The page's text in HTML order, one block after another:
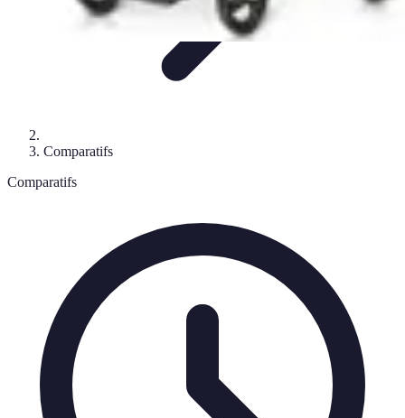
Comparatifs
Comparatifs